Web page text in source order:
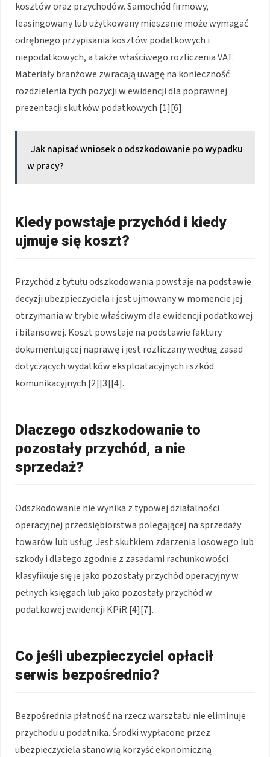
kosztów oraz przychodów. Samochód firmowy,
leasingowany lub użytkowany mieszanie może wymagać
odrębnego przypisania kosztów podatkowych i
niepodatkowych, a także właściwego rozliczenia VAT.
Materiały branżowe zwracają uwagę na konieczność
rozdzielenia tych pozycji w ewidencji dla poprawnej
prezentacji skutków podatkowych [1][6].
Jak napisać wniosek o odszkodowanie po wypadku
w pracy?
Kiedy powstaje przychód i kiedy
ujmuje się koszt?
Przychód z tytułu odszkodowania powstaje na podstawie
decyzji ubezpieczyciela i jest ujmowany w momencie jej
otrzymania w trybie właściwym dla ewidencji podatkowej
i bilansowej. Koszt powstaje na podstawie faktury
dokumentującej naprawę i jest rozliczany według zasad
dotyczących wydatków eksploatacyjnych i szkód
komunikacyjnych [2][3][4].
Dlaczego odszkodowanie to
pozostały przychód, a nie
sprzedaż?
Odszkodowanie nie wynika z typowej działalności
operacyjnej przedsiębiorstwa polegającej na sprzedaży
towarów lub usług. Jest skutkiem zdarzenia losowego lub
szkody i dlatego zgodnie z zasadami rachunkowości
klasyfikuje się je jako pozostały przychód operacyjny w
pełnych księgach lub jako pozostały przychód w
podatkowej ewidencji KPiR [4][7].
Co jeśli ubezpieczyciel opłacił
serwis bezpośrednio?
Bezpośrednia płatność na rzecz warsztatu nie eliminuje
przychodu u podatnika. Środki wypłacone przez
ubezpieczyciela stanowią korzyść ekonomiczną